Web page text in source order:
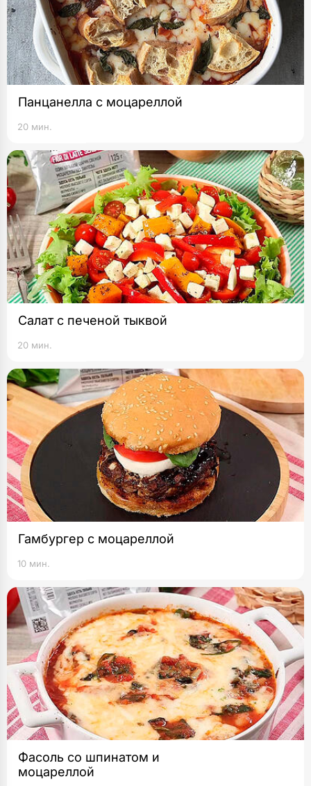
Панцанелла с моцареллой
20 мин.
Салат с печеной тыквой
20 мин.
Гамбургер с моцареллой
10 мин.
Фасоль со шпинатом и
моцареллой